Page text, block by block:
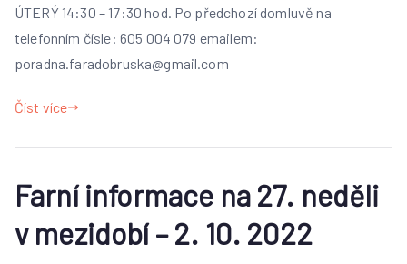
ÚTERÝ 14:30 – 17:30 hod. Po předchozí domluvě na
telefonním čísle: 605 004 079 emailem:
poradna.faradobruska@gmail.com
Číst více
Farní informace na 27. neděli
v mezidobí – 2. 10. 2022